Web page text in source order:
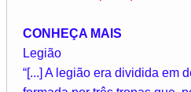
CONHEÇA MAIS
Legião
“[...] A legião era dividida em